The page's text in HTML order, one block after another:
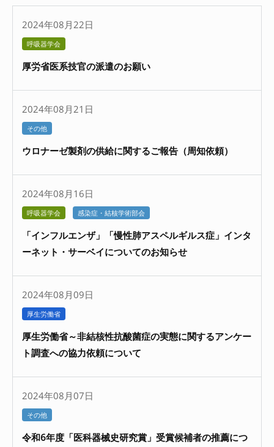
2024年08月22日
呼吸器学会
厚労省医系技官の派遣のお願い
2024年08月21日
その他
ウロナーゼ製剤の供給に関するご報告（周知依頼）
2024年08月16日
呼吸器学会 感染症・結核学術部会
「インフルエンザ」「慢性肺アスペルギルス症」インタ
ーネット・サーベイについてのお知らせ
2024年08月09日
厚生労働省
厚生労働省～非結核性抗酸菌症の実態に関するアンケー
ト調査への協力依頼について
2024年08月07日
その他
令和6年度「医科器械史研究賞」受賞候補者の推薦につ